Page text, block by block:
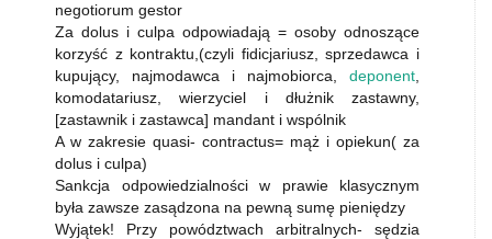
negotiorum gestor
Za dolus i culpa odpowiadają = osoby odnoszące
korzyść z kontraktu,(czyli fidicjariusz, sprzedawca i
kupujący, najmodawca i najmobiorca, deponent
komodatariusz, wierzyciel i dłużnik zastawny,
[zastawnik i zastawca] mandant i wspólnik
A w zakresie quasi- contractus= mąż i opiekun( za
dolus i culpa)
Sankcja odpowiedzialności w prawie klasycznym
była zawsze zasądzona na pewną sumę pieniędzy
Wyjątek! Przy powództwach arbitralnych- sędzia